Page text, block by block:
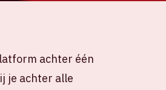
achter één
je achter alle